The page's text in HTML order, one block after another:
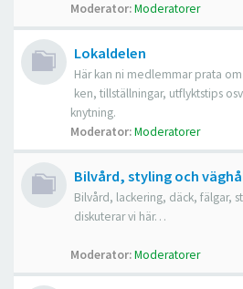
Moderator:Moderatorer
Lokaldelen
Här kan ni medlemmar prata
ken, tillställningar, utflyktstips
knytning.
Moderator:Moderatorer
Bilvård, styling och
Bilvård, lackering, däck, fälgar,
diskuterar vi här…
Moderator:Moderatorer